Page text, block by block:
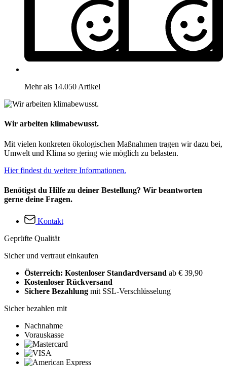
Mehr als 14.050 Artikel
Wir arbeiten klimabewusst.
Mit vielen konkreten ökologischen Maßnahmen tragen wir dazu bei,
Umwelt und Klima so gering wie möglich zu belasten.
Hier findest du weitere Informationen.
Benötigst du Hilfe zu deiner Bestellung? Wir beantworten
gerne deine Fragen.
Kontakt
Geprüfte Qualität
Sicher und vertraut einkaufen
Österreich: Kostenloser Standardversand ab € 39,90
Kostenloser Rückversand
Sichere Bezahlung mit SSL-Verschlüsselung
Sicher bezahlen mit
Nachnahme
Vorauskasse